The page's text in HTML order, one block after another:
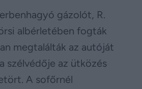
gázolót, R.
albérletében fogták
megtalálták az autóját
szélvédője az ütközés
A sofőrnél